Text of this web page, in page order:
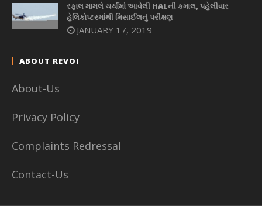
રફાલ મામલે ચર્ચામાં આવેલી HALની કમાલ, પહેલીવાર
હેલિકોપ્ટરમાંથી મિસાઈલનું પરીક્ષણ
JANUARY 17, 2019
ABOUT REVOI
About-Us
Privacy Policy
Complaints Redressal
Contact-Us